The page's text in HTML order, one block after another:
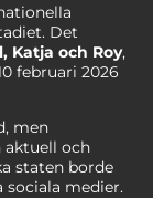
Det
Katja och Roy,
februari 2026
men
aktuell och
staten borde
sociala medier.